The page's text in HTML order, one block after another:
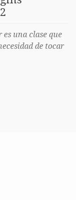
una clase que
de tocar